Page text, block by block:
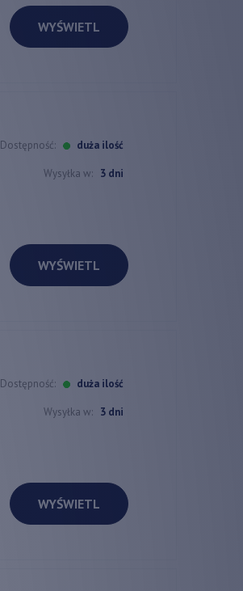
WYŚWIETL
Dostępność: duża ilość
Wysyłka w: 3 dni
WYŚWIETL
Dostępność: duża ilość
Wysyłka w: 3 dni
WYŚWIETL